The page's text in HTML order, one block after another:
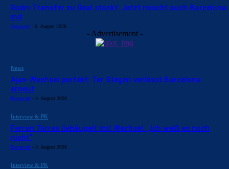
Rodri-Transfer zu Real stockt: Jetzt mischt auch Barcelona
mit
Barçawelt - 6. August 2026
- Advertisement -
News
Ajax-Wechsel perfekt: Ter Stegen verlässt Barcelona
erneut
Barçawelt - 4. August 2026
Interview & PK
Ferran Torres liebäugelt mit Wechsel: „Ich weiß es noch
nicht“
Barçawelt - 3. August 2026
Interview & PK